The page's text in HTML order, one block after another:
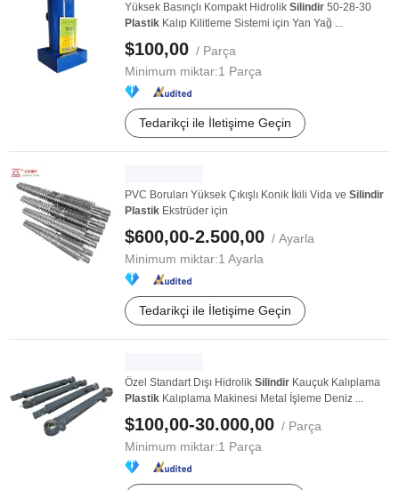
Yüksek Basınçlı Kompakt Hidrolik Silindir 50-28-30
Plastik Kalıp Kilitleme Sistemi için Yan Yağ ...
$100,00 / Parça
Minimum miktar:1 Parça
Tedarikçi ile İletişime Geçin
PVC Boruları Yüksek Çıkışlı Konik İkili Vida ve Silindir
Plastik Ekstrüder için
$600,00-2.500,00 / Ayarla
Minimum miktar:1 Ayarla
Tedarikçi ile İletişime Geçin
Özel Standart Dışı Hidrolik Silindir Kauçuk Kalıplama
Plastik Kalıplama Makinesi Metal İşleme Deniz ...
$100,00-30.000,00 / Parça
Minimum miktar:1 Parça